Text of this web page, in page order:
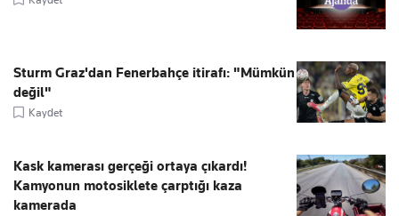
Sturm Graz'dan Fenerbahçe itirafı: "Mümkün
değil"
Kaydet
Kask kamerası gerçeği ortaya çıkardı!
Kamyonun motosiklete çarptığı kaza
kamerada